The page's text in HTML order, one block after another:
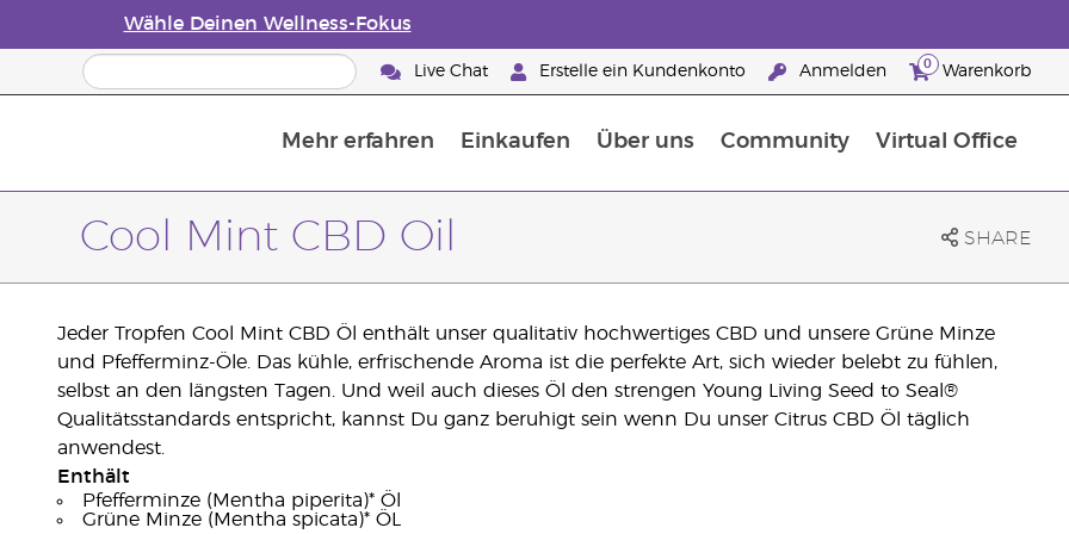
Wähle Deinen Wellness-Fokus
Live Chat Erstelle ein Kundenkonto Anmelden 0 Warenkorb
Mehr erfahren Einkaufen Über uns Community Virtual Office
Cool Mint CBD Oil SHARE
Jeder Tropfen Cool Mint CBD Öl enthält unser qualitativ hochwertiges CBD und unsere Grüne Minze
und Pfefferminz-Öle. Das kühle, erfrischende Aroma ist die perfekte Art, sich wieder belebt zu fühlen,
selbst an den längsten Tagen. Und weil auch dieses Öl den strengen Young Living Seed to Seal®
Qualitätsstandards entspricht, kannst Du ganz beruhigt sein wenn Du unser Citrus CBD Öl täglich
anwendest.
Enthält
Pfefferminze (Mentha piperita)* Öl
Grüne Minze (Mentha spicata)* ÖL